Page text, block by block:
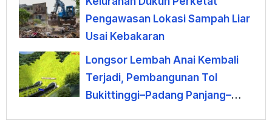
Pengawasan Lokasi Sampah Liar
Usai Kebakaran
Longsor Lembah Anai Kembali
Terjadi, Pembangunan Tol
Bukittinggi–Padang Panjang–